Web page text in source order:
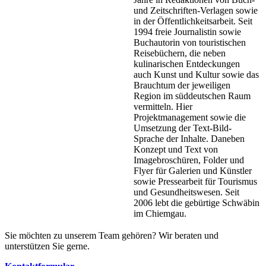
und Zeitschriften-Verlagen sowie
in der Öffentlichkeitsarbeit. Seit
1994 freie Journalistin sowie
Buchautorin von touristischen
Reisebüchern, die neben
kulinarischen Entdeckungen
auch Kunst und Kultur sowie das
Brauchtum der jeweiligen
Region im süddeutschen Raum
vermitteln. Hier
Projektmanagement sowie die
Umsetzung der Text-Bild-
Sprache der Inhalte. Daneben
Konzept und Text von
Imagebroschüren, Folder und
Flyer für Galerien und Künstler
sowie Pressearbeit für Tourismus
und Gesundheitswesen. Seit
2006 lebt die gebürtige Schwäbin
im Chiemgau.
Sie möchten zu unserem Team gehören? Wir beraten und
unterstützen Sie gerne.